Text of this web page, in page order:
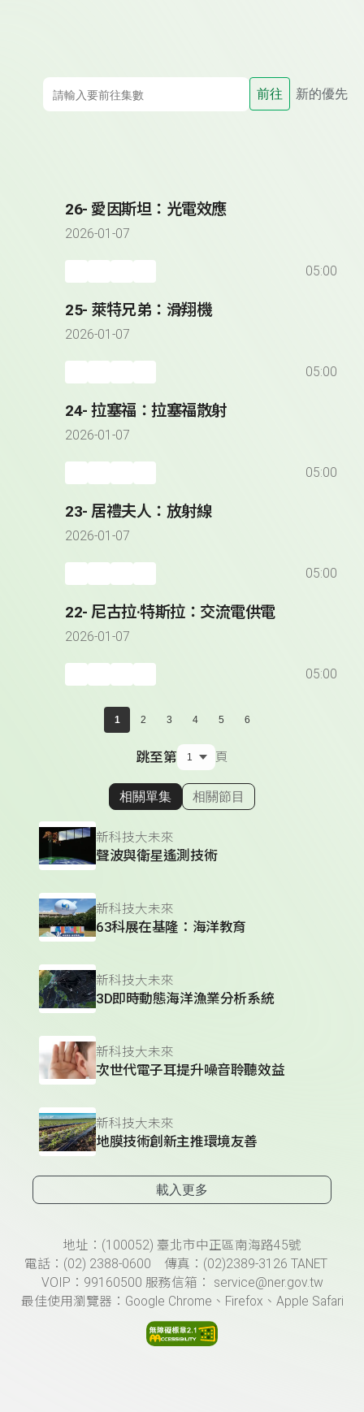
前往 新的優先
26- 愛因斯坦：光電效應
2026-01-07
05:00
25- 萊特兄弟：滑翔機
2026-01-07
05:00
24- 拉塞福：拉塞福散射
2026-01-07
05:00
23- 居禮夫人：放射線
2026-01-07
05:00
22- 尼古拉·特斯拉：交流電供電
2026-01-07
05:00
1 2 3 4 5 6
跳至第 頁
顯示相關單集
相關單集 相關節目
新科技大未來
聲波與衛星遙測技術
新科技大未來
63科展在基隆：海洋教育
新科技大未來
3D即時動態海洋漁業分析系統
新科技大未來
次世代電子耳提升噪音聆聽效益
新科技大未來
地膜技術創新主推環境友善
載入更多
頁尾資訊地址：(100052) 臺北市中正區南海路45號
電話：(02) 2388-0600 傳真：(02)2389-3126 TANET
VOIP：99160500 服務信箱： service@ner.gov.tw
最佳使用瀏覽器：Google Chrome、Firefox、Apple Safari